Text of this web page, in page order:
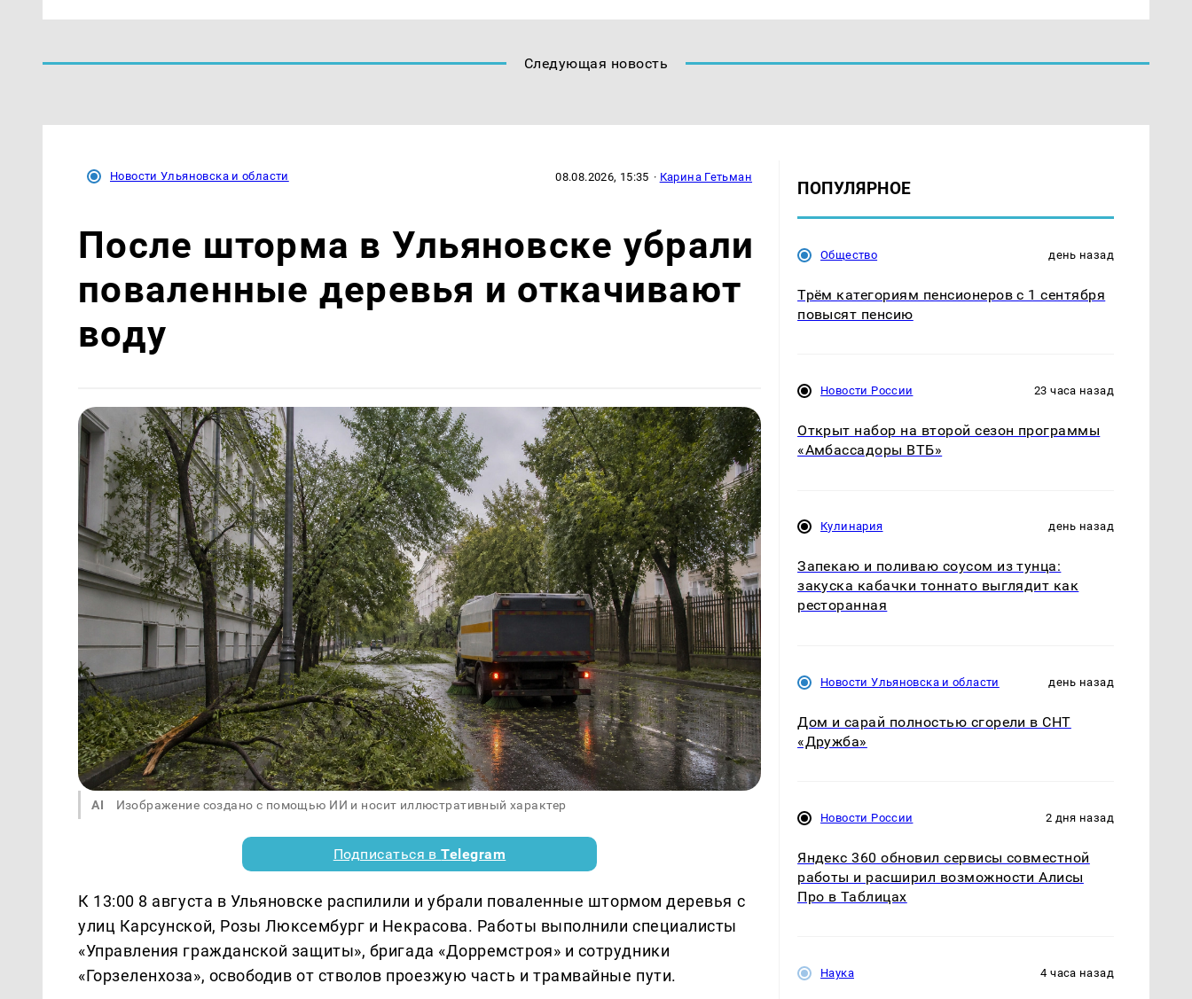
Следующая новость
Новости Ульяновска и области 08.08.2026, 15:35 · Карина Гетьман
После шторма в Ульяновске убрали
поваленные деревья и откачивают
воду
AI Изображение создано с помощью ИИ и носит иллюстративный характер
Подписаться вTelegram
К 13:00 8 августа в Ульяновске распилили и убрали поваленные штормом деревья с
улиц Карсунской, Розы Люксембург и Некрасова. Работы выполнили специалисты
«Управления гражданской защиты», бригада «Дорремстроя» и сотрудники
«Горзеленхоза», освободив от стволов проезжую часть и трамвайные пути.
ПОПУЛЯРНОЕ
Общество день назад
Трём категориям пенсионеров с 1 сентября
повысят пенсию
Новости России 23 часа назад
Открыт набор на второй сезон программы
«Амбассадоры ВТБ»
Кулинария день назад
Запекаю и поливаю соусом из тунца:
закуска кабачки тоннато выглядит как
ресторанная
Новости Ульяновска и области день назад
Дом и сарай полностью сгорели в СНТ
«Дружба»
Новости России 2 дня назад
Яндекс 360 обновил сервисы совместной
работы и расширил возможности Алисы
Про в Таблицах
Наука 4 часа назад